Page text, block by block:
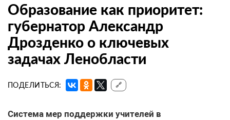
Образование как приоритет:
губернатор Александр
Дрозденко о ключевых
задачах Ленобласти
ПОДЕЛИТЬСЯ: 🔗
Система мер поддержки учителей в